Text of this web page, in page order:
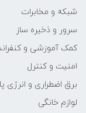
شبکه و مخابرات
سرور و ذخیره ساز
کمک آموزشی و
امنیت و کنترل
برق اضطراری و انرژی
لوازم خانگی